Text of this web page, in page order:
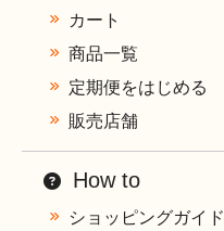
カート
商品一覧
定期便をはじめる
販売店舗
How to
ショッピングガイド